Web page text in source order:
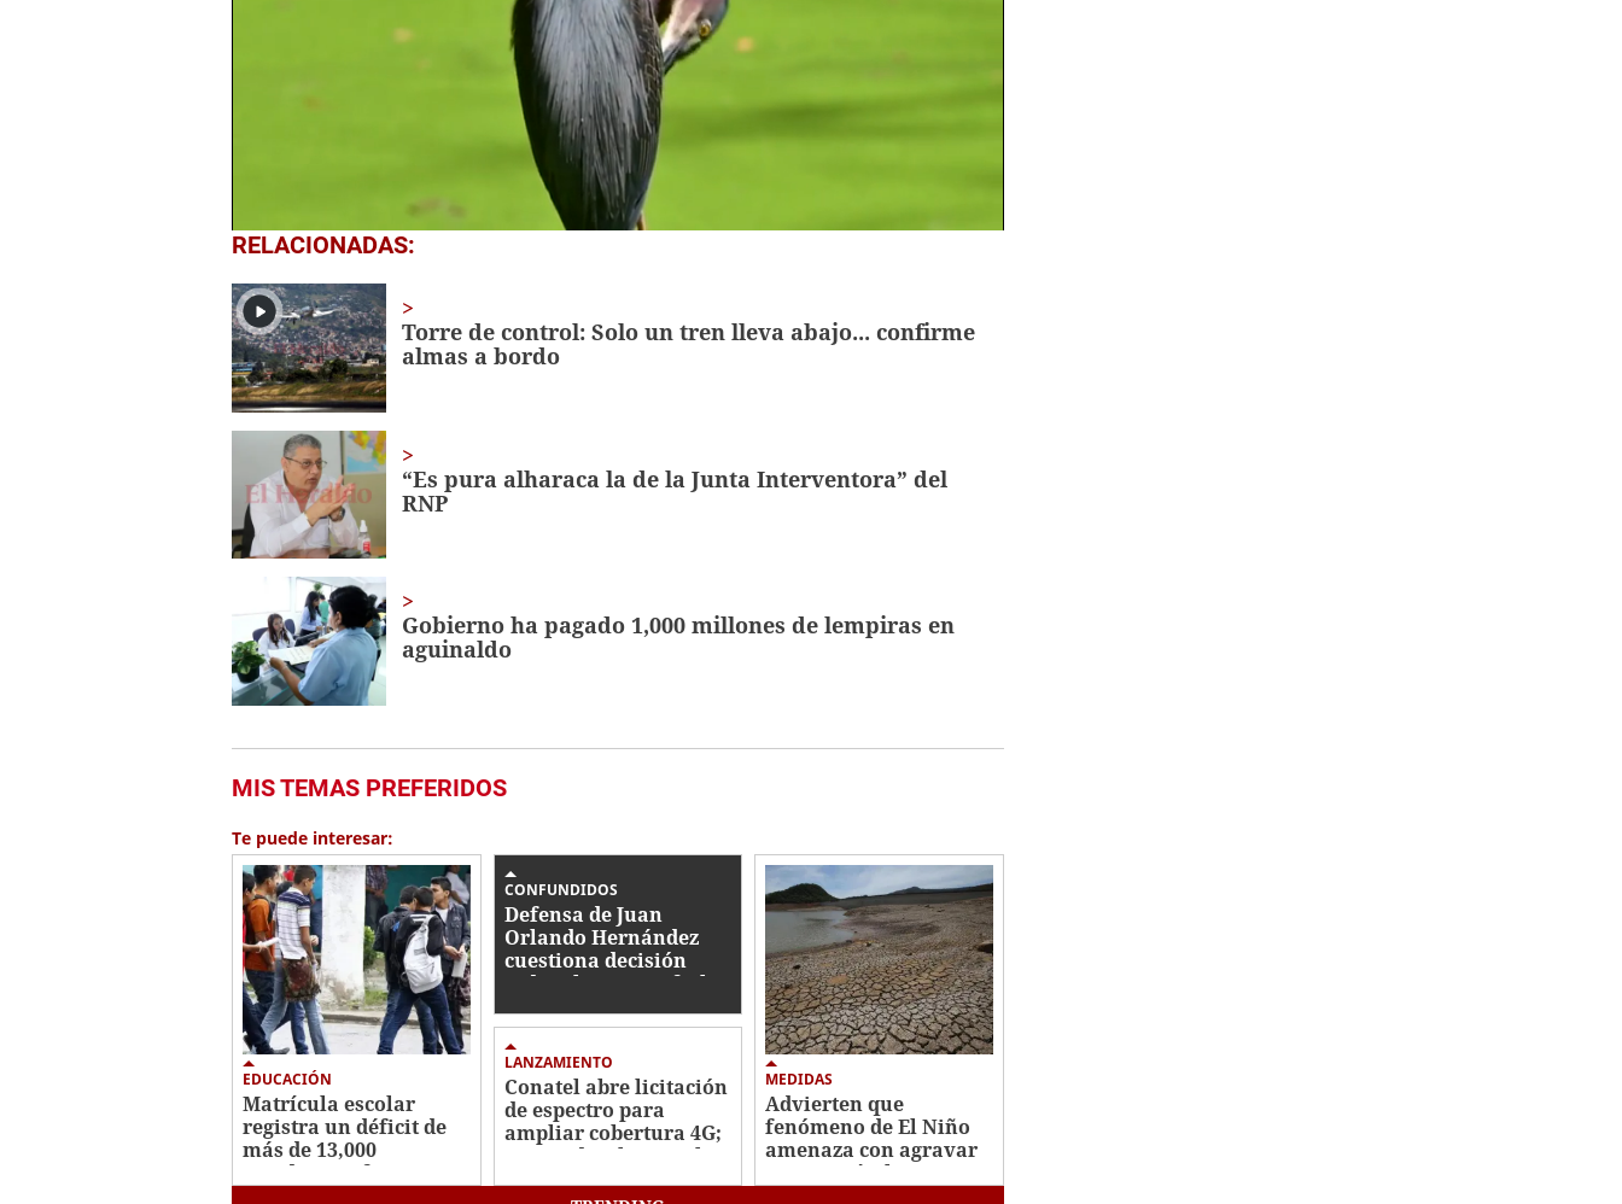
0
seconds
1
minute,
57
secondsVolume
0%
RELACIONADAS:
Torre de control: Solo un tren lleva abajo... confirme
almas a bordo
“Es pura alharaca la de la Junta Interventora” del
RNP
Gobierno ha pagado 1,000 millones de lempiras en
aguinaldo
MIS TEMAS PREFERIDOS
Te puede interesar:
EDUCACIÓN
Matrícula escolar
registra un déficit de
más de 13,000
estudiantes frente a
CONFUNDIDOS
Defensa de Juan
Orlando Hernández
cuestiona decisión
judicial y espera fecha
LANZAMIENTO
Conatel abre licitación
de espectro para
ampliar cobertura 4G;
previo despliegue al
5G
MEDIDAS
Advierten que
fenómeno de El Niño
amenaza con agravar
crisis agrícola y